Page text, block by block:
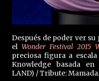
Después de poder ver
el Wonder Festival 2015
preciosa figura a
Knowledge basada
LAND) / Tribute: Mamada.